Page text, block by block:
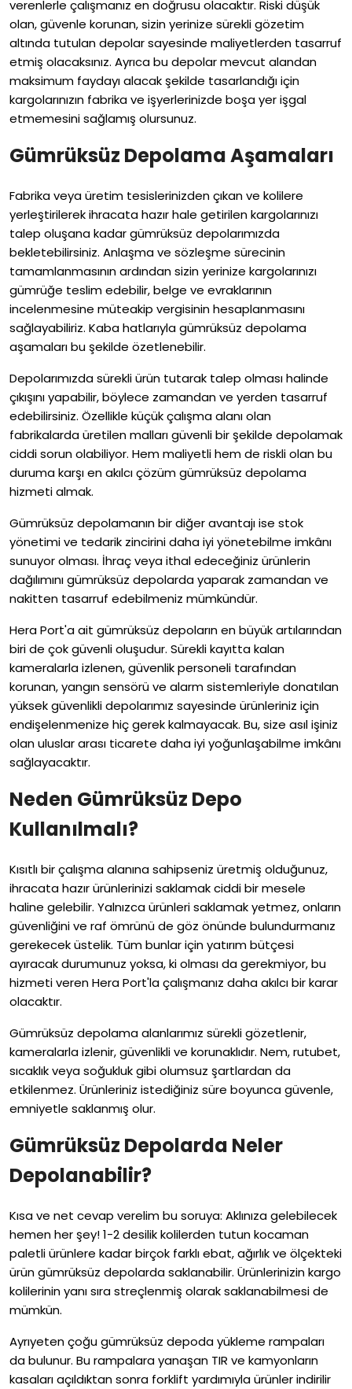
verenlerle çalışmanız en doğrusu olacaktır. Riski düşük
olan, güvenle korunan, sizin yerinize sürekli gözetim
altında tutulan depolar sayesinde maliyetlerden tasarruf
etmiş olacaksınız. Ayrıca bu depolar mevcut alandan
maksimum faydayı alacak şekilde tasarlandığı için
kargolarınızın fabrika ve işyerlerinizde boşa yer işgal
etmemesini sağlamış olursunuz.
Gümrüksüz Depolama Aşamaları
Fabrika veya üretim tesislerinizden çıkan ve kolilere
yerleştirilerek ihracata hazır hale getirilen kargolarınızı
talep oluşana kadar gümrüksüz depolarımızda
bekletebilirsiniz. Anlaşma ve sözleşme sürecinin
tamamlanmasının ardından sizin yerinize kargolarınızı
gümrüğe teslim edebilir, belge ve evraklarının
incelenmesine müteakip vergisinin hesaplanmasını
sağlayabiliriz. Kaba hatlarıyla gümrüksüz depolama
aşamaları bu şekilde özetlenebilir.
Depolarımızda sürekli ürün tutarak talep olması halinde
çıkışını yapabilir, böylece zamandan ve yerden tasarruf
edebilirsiniz. Özellikle küçük çalışma alanı olan
fabrikalarda üretilen malları güvenli bir şekilde depolamak
ciddi sorun olabiliyor. Hem maliyetli hem de riskli olan bu
duruma karşı en akılcı çözüm gümrüksüz depolama
hizmeti almak.
Gümrüksüz depolamanın bir diğer avantajı ise stok
yönetimi ve tedarik zincirini daha iyi yönetebilme imkânı
sunuyor olması. İhraç veya ithal edeceğiniz ürünlerin
dağılımını gümrüksüz depolarda yaparak zamandan ve
nakitten tasarruf edebilmeniz mümkündür.
Hera Port'a ait gümrüksüz depoların en büyük artılarından
biri de çok güvenli oluşudur. Sürekli kayıtta kalan
kameralarla izlenen, güvenlik personeli tarafından
korunan, yangın sensörü ve alarm sistemleriyle donatılan
yüksek güvenlikli depolarımız sayesinde ürünleriniz için
endişelenmenize hiç gerek kalmayacak. Bu, size asıl işiniz
olan uluslar arası ticarete daha iyi yoğunlaşabilme imkânı
sağlayacaktır.
Neden Gümrüksüz Depo
Kullanılmalı?
Kısıtlı bir çalışma alanına sahipseniz üretmiş olduğunuz,
ihracata hazır ürünlerinizi saklamak ciddi bir mesele
haline gelebilir. Yalnızca ürünleri saklamak yetmez, onların
güvenliğini ve raf ömrünü de göz önünde bulundurmanız
gerekecek üstelik. Tüm bunlar için yatırım bütçesi
ayıracak durumunuz yoksa, ki olması da gerekmiyor, bu
hizmeti veren Hera Port'la çalışmanız daha akılcı bir karar
olacaktır.
Gümrüksüz depolama alanlarımız sürekli gözetlenir,
kameralarla izlenir, güvenlikli ve korunaklıdır. Nem, rutubet,
sıcaklık veya soğukluk gibi olumsuz şartlardan da
etkilenmez. Ürünleriniz istediğiniz süre boyunca güvenle,
emniyetle saklanmış olur.
Gümrüksüz Depolarda Neler
Depolanabilir?
Kısa ve net cevap verelim bu soruya: Aklınıza gelebilecek
hemen her şey! 1-2 desilik kolilerden tutun kocaman
paletli ürünlere kadar birçok farklı ebat, ağırlık ve ölçekteki
ürün gümrüksüz depolarda saklanabilir. Ürünlerinizin kargo
kolilerinin yanı sıra streçlenmiş olarak saklanabilmesi de
mümkün.
Ayrıyeten çoğu gümrüksüz depoda yükleme rampaları
da bulunur. Bu rampalara yanaşan TIR ve kamyonların
kasaları açıldıktan sonra forklift yardımıyla ürünler indirilir